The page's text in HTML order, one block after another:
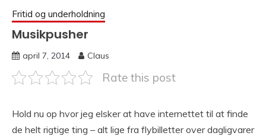
Fritid og underholdning
Musikpusher
april 7, 2014 Claus
Rate this post
Hold nu op hvor jeg elsker at have internettet til at finde
de helt rigtige ting – alt lige fra flybilletter over dagligvarer